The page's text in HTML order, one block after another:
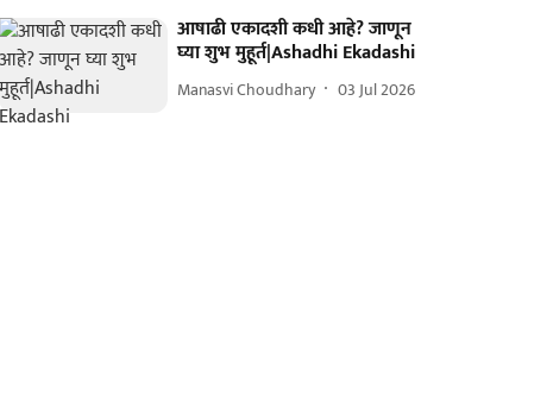
आषाढी एकादशी कधी आहे? जाणून
घ्या शुभ मुहूर्त|Ashadhi Ekadashi
Manasvi Choudhary 03 Jul 2026